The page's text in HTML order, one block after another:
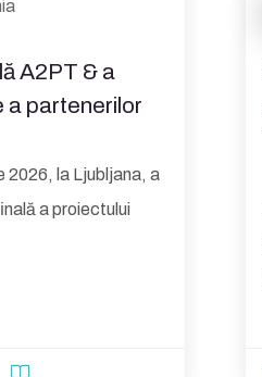
A2PT & a
a partenerilor
2026, la Ljubljana, a
a proiectului